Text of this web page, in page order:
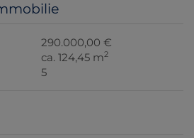
290.000,00 €
ca. 124,45 m2
5